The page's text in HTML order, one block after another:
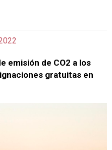
emisión de CO2 a los
gratuitas en